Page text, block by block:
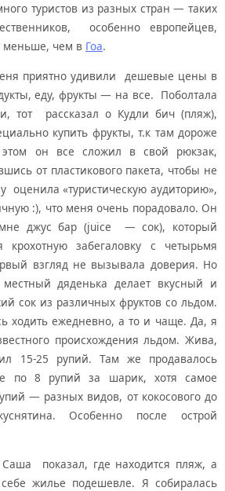
туристов из разных стран — таких
особенно европейцев,
меньше, чем в Гоа.
приятно удивили дешевые цены в
еду, фрукты — на все. Поболтала
тот рассказал о Кудли бич (пляж),
купить фрукты, т.к там дороже
он все сложил в свой рюкзак,
от пластикового пакета, чтобы не
оценила «туристическую аудиторию»,
:), что меня очень порадовало. Он
джус бар (juice — сок), который
крохотную забегаловку с четырьмя
взгляд не вызывала доверия. Но
дяденька делает вкусный и
сок из различных фруктов со льдом.
ходить ежедневно, а то и чаще. Да, я
происхождения льдом. Жива,
15-25 рупий. Там же продавалось
по 8 рупий за шарик, хотя самое
— разных видов, от кокосового до
Особенно после острой
показал, где находится пляж, а
жилье подешевле. Я собиралась